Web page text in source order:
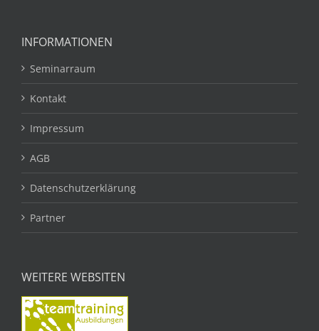
INFORMATIONEN
Seminarraum
Kontakt
Impressum
AGB
Datenschutzerklärung
Partner
WEITERE WEBSITEN